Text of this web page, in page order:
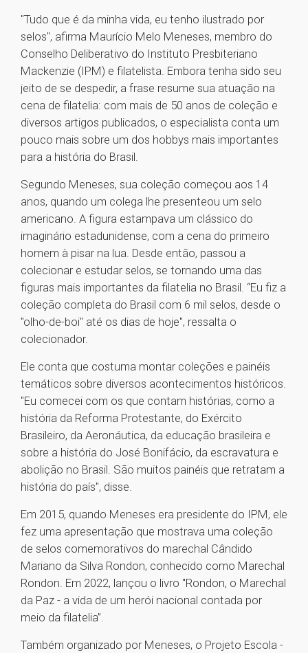
"Tudo que é da minha vida, eu tenho ilustrado por
selos", afirma Maurício Melo Meneses, membro do
Conselho Deliberativo do Instituto Presbiteriano
Mackenzie (IPM) e filatelista. Embora tenha sido seu
jeito de se despedir, a frase resume sua atuação na
cena de filatelia: com mais de 50 anos de coleção e
diversos artigos publicados, o especialista conta um
pouco mais sobre um dos hobbys mais importantes
para a história do Brasil.
Segundo Meneses, sua coleção começou aos 14
anos, quando um colega lhe presenteou um selo
americano. A figura estampava um clássico do
imaginário estadunidense, com a cena do primeiro
homem à pisar na lua. Desde então, passou a
colecionar e estudar selos, se tornando uma das
figuras mais importantes da filatelia no Brasil. “Eu fiz a
coleção completa do Brasil com 6 mil selos, desde o
"olho-de-boi" até os dias de hoje", ressalta o
colecionador.
Ele conta que costuma montar coleções e painéis
temáticos sobre diversos acontecimentos históricos.
"Eu comecei com os que contam histórias, como a
história da Reforma Protestante, do Exército
Brasileiro, da Aeronáutica, da educação brasileira e
sobre a história do José Bonifácio, da escravatura e
abolição no Brasil. São muitos painéis que retratam a
história do país", disse.
Em 2015, quando Meneses era presidente do IPM, ele
fez uma apresentação que mostrava uma coleção
de selos comemorativos do marechal Cândido
Mariano da Silva Rondon, conhecido como Marechal
Rondon. Em 2022, lançou o livro "Rondon, o Marechal
da Paz - a vida de um herói nacional contada por
meio da filatelia”.
Também organizado por Meneses, o Projeto Escola -